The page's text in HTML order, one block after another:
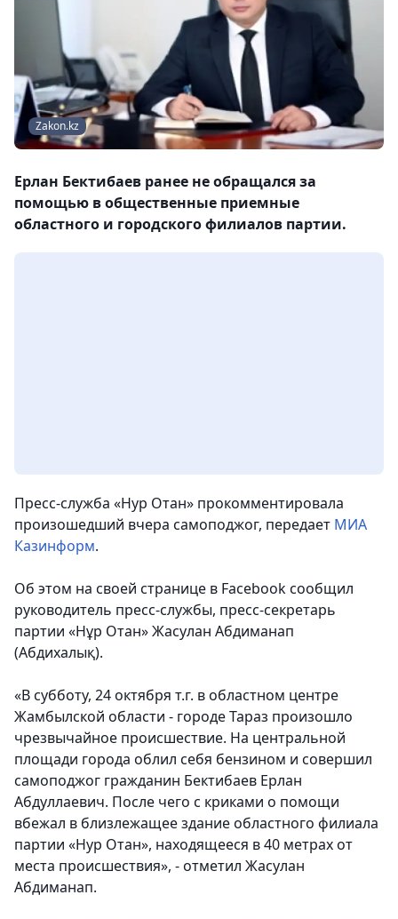
Zakon.kz
Ерлан Бектибаев ранее не обращался за
помощью в общественные приемные
областного и городского филиалов партии.
Пресс-служба «Нур Отан» прокомментировала
произошедший вчера самоподжог, передает МИА
Казинформ.
Об этом на своей странице в Facebook сообщил
руководитель пресс-службы, пресс-секретарь
партии «Нұр Отан» Жасулан Абдиманап
(Абдихалық).
«В субботу, 24 октября т.г. в областном центре
Жамбылской области - городе Тараз произошло
чрезвычайное происшествие. На центральной
площади города облил себя бензином и совершил
самоподжог гражданин Бектибаев Ерлан
Абдуллаевич. После чего с криками о помощи
вбежал в близлежащее здание областного филиала
партии «Нур Отан», находящееся в 40 метрах от
места происшествия», - отметил Жасулан
Абдиманап.